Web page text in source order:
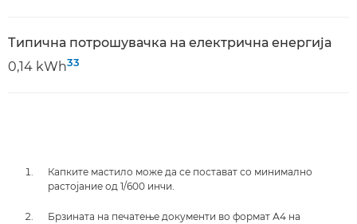
Типична потрошувачка на електрична енергија
0,14 kWh33
Капките мастило може да се постават со минимално
растојание од 1/600 инчи.
Брзината на печатење документи во формат А4 на